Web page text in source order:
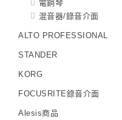
電鋼琴
混音器/錄音介面
ALTO PROFESSIONAL
STANDER
KORG
FOCUSRITE錄音介面
Alesis商品